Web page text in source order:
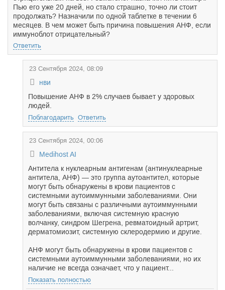
Пью его уже 20 дней, но стало страшно, точно ли стоит
продолжать? Назначили по одной таблетке в течении 6
месяцев. В чем может быть причина повышения АНФ, если
иммуноблот отрицательный?
Ответить
23 Сентября 2024, 08:09
нви
Повышение АНФ в 2% случаев бывает у здоровых
людей.
Поблагодарить Ответить
23 Сентября 2024, 00:06
Medihost AI
Антитела к нуклеарным антигенам (антинуклеарные
антитела, АНФ) — это группа аутоантител, которые
могут быть обнаружены в крови пациентов с
системными аутоиммунными заболеваниями. Они
могут быть связаны с различными аутоиммунными
заболеваниями, включая системную красную
волчанку, синдром Шегрена, ревматоидный артрит,
дерматомиозит, системную склеродермию и другие.
АНФ могут быть обнаружены в крови пациентов с
системными аутоиммунными заболеваниями, но их
наличие не всегда означает, что у пациент...
Показать полностью